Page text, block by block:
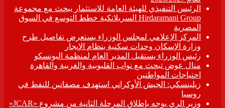
الرئيس التنفيذي للهيئة العامة للاستثمار يبحث مع مجموعة
Hirdaramani Group السريلانكية خطط التوسع في السوق
المصرية
المركز الإعلامي لمجلس الوزراء يستعرض تفاصيل طرح
وزارة الإسكان وحدات سكنية بنظام الإيجار
رئيس الوزراء يستقبل المدير العام لمنظمة اليونسكو
منال عوض تبحث مع نواب القليوبية والغربية والقاهرة
احتياجات المواطنين
زيلينسكي: الجيش الأوكراني استهدف مصفاتين للنفط في
روسيا
وزير الري يوجه بإطلاق المرحلة الثانية من مشروع «JCAR»